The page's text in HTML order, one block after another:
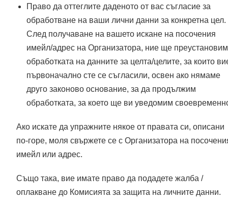
Право да оттеглите даденото от вас съгласие за
обработване на ваши лични данни за конкретна цел.
След получаване на вашето искане на посочения
имейл/адрес на Организатора, ние ще преустановим
обработката на данните за целта/целите, за които
първоначално сте се съгласили, освен ако нямаме
друго законово основание, за да продължим
обработката, за което ще ви уведомим
Ако искате да упражните някое от правата си, описани
по-горе, моля свържете се с Организатора на
имейл или адрес.
Също така, вие имате право да подадете жалба /
оплакване до Комисията за защита на личните данни.